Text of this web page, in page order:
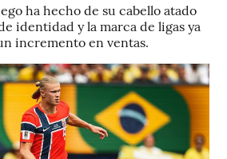
ha hecho de su cabello atado
identidad y la marca de ligas ya
incremento en ventas.